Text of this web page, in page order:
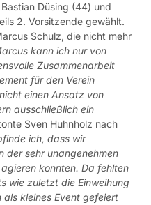
Düsing (44) und
2. Vorsitzende gewählt.
Schulz, die nicht mehr
kann ich nur von
Zusammenarbeit
für den Verein
einen Ansatz von
ausschließlich ein
Sven Huhnholz nach
ich, dass wir
der sehr unangenehmen
konnten. Da fehlten
wie zuletzt die Einweihung
kleines Event gefeiert